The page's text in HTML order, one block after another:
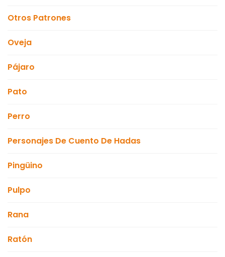
Otros Patrones
Oveja
Pájaro
Pato
Perro
Personajes De Cuento De Hadas
Pingüino
Pulpo
Rana
Ratón